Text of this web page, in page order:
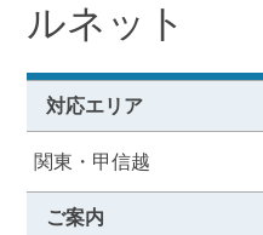
ルネット
対応エリア
関東・甲信越
ご案内